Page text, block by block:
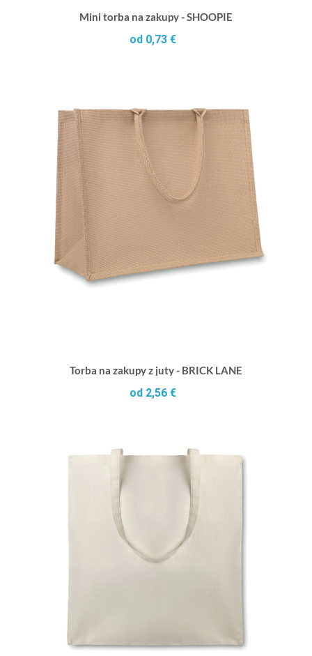
Mini torba na zakupy - SHOOPIE
od 0,73 €
Torba na zakupy z juty - BRICK LANE
od 2,56 €